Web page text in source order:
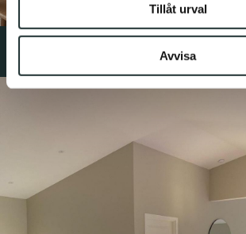
samlat in när du har använt deras tjänster.
Tillåt urval
Avvisa